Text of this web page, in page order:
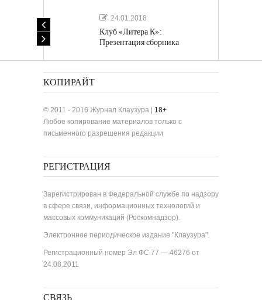
24.01.2018
Клуб «Литера К»:
Презентация сборника
КОПИРАЙТ
© 2011 - 2016 Журнал Клаузура | 18+
Любое копирование материалов только с
письменного разрешения редакции
РЕГИСТРАЦИЯ
Зарегистрирован в Федеральной службе по надзору
в сфере связи, информационных технологий и
массовых коммуникаций (Роскомнадзор).
Электронное периодическое издание "Клаузура".
Регистрационный номер Эл ФС 77 — 46276 от
24.08.2011